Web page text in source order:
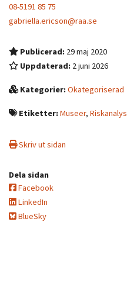
08-5191 85 75
gabriella.ericson@raa.se
Publicerad: 29 maj 2020
Uppdaterad: 2 juni 2026
Kategorier:Okategoriserad
Etiketter:Museer, Riskanalys
Skriv ut sidan
Dela sidan
Facebook
LinkedIn
BlueSky